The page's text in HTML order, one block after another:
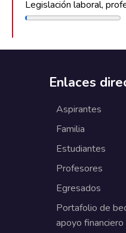
Legislación laboral,
Enlaces
Aspirantes
Familia
Estudiantes
Profesores
Egresados
Portafolio de
apoyo financiero